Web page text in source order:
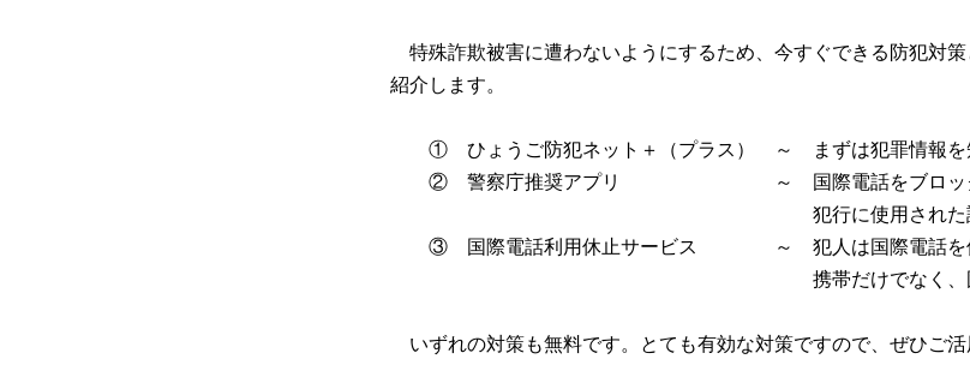
特殊詐欺被害に遭わないようにするため、今すぐできる防犯対
紹介します。
① ひょうご防犯ネット＋（プラス） ～ まずは犯罪情報を
② 警察庁推奨アプリ ～ 国際電話をブロック（
犯行に使用された詐欺電話
③ 国際電話利用休止サービス ～ 犯人は国際電話を使っ
携帯だけでなく、固定電話
いずれの対策も無料です。とても有効な対策ですので、ぜひご活